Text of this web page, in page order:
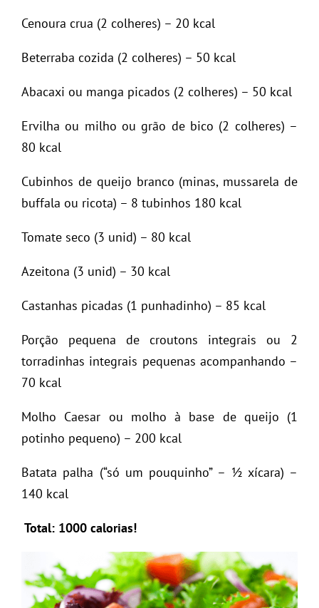
Cenoura crua (2 colheres) – 20 kcal
Beterraba cozida (2 colheres) – 50 kcal
Abacaxi ou manga picados (2 colheres) – 50 kcal
Ervilha ou milho ou grão de bico (2 colheres) –
80 kcal
Cubinhos de queijo branco (minas, mussarela de
buffala ou ricota) – 8 tubinhos 180 kcal
Tomate seco (3 unid) – 80 kcal
Azeitona (3 unid) – 30 kcal
Castanhas picadas (1 punhadinho) – 85 kcal
Porção pequena de croutons integrais ou 2
torradinhas integrais pequenas acompanhando –
70 kcal
Molho Caesar ou molho à base de queijo (1
potinho pequeno) – 200 kcal
Batata palha (“só um pouquinho” – ½ xícara) –
140 kcal
Total: 1000 calorias!